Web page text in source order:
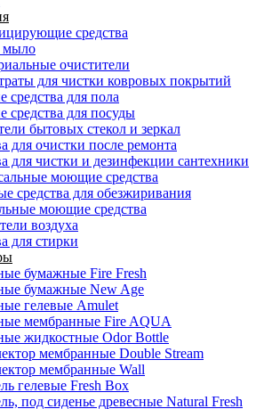
средства
мыло
очистители
для чистки ковровых покрытий
для пола
для посуды
бытовых стекол и зеркал
для очистки после ремонта
для чистки и дезинфекции сантехники
моющие средства
средства для обезжиривания
моющие средства
воздуха
для стирки
бумажные Fire Fresh
бумажные New Age
гелевые Amulet
мембранные Fire AQUA
жидкостные Odor Bottle
мембранные Double Stream
мембранные Wall
гелевые Fresh Box
под сиденье древесные Natural Fresh